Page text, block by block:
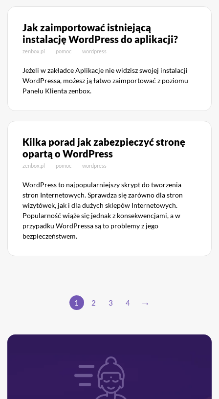
Jak zaimportować istniejącą
instalację WordPress do aplikacji?
zenbox.pl pomoc wordpress
Jeżeli w zakładce Aplikacje nie widzisz swojej instalacji
WordPressa, możesz ją łatwo zaimportować z poziomu
Panelu Klienta zenbox.
Kilka porad jak zabezpieczyć stronę
opartą o WordPress
zenbox.pl pomoc wordpress
WordPress to najpopularniejszy skrypt do tworzenia
stron Internetowych. Sprawdza się zarówno dla stron
wizytówek, jak i dla dużych sklepów Internetowych.
Popularność wiąże się jednak z konsekwencjami, a w
przypadku WordPressa są to problemy z jego
bezpieczeństwem.
1 2 3 4